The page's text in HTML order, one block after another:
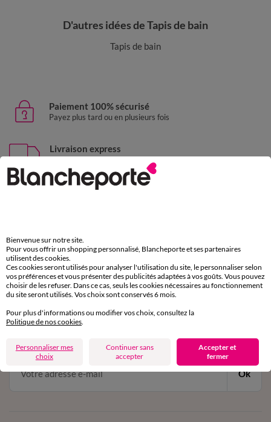
D'autres idées de Tapis de bain
Tapis de bain
Paiement 100% sécurisé
Payez plus tard ou en plusieurs fois
Livraison express
domicile, relais, consignes automatiques
Retours gratuits
par chat et par téléphone
de 8h00 à 20h00 du lundi au samedi
11€ Offerts
en vous inscrivant à la newsletter
conditions dans votre email de confirmation
Ok
Bienvenue sur notre site.
Pour vous offrir un shopping personnalisé, Blancheporte et ses partenaires
utilisent des cookies.
Ces cookies seront utilisés pour analyser l'utilisation du site, le personnaliser selon
vos préférences et vous présenter des publicités adaptées à vos goûts. Vous pouvez
choisir de les refuser. Dans ce cas, seuls les cookies nécessaires au fonctionnement
du site seront utilisés. Vos choix sont conservés 6 mois.
Pour plus d'informations ou modifier vos choix, consultez la
Politique de nos cookies
Personnaliser mes
choix
Continuer sans
accepter
Accepter et
fermer